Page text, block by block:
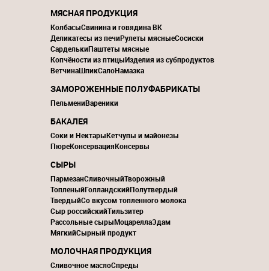
МЯСНАЯ ПРОДУКЦИЯ
КолбасыСвинина и говядина ВК
Деликатесы из печиРулеты мясныеСосиски
СарделькиПаштеты мясные
Копчёности из птицыИзделия из субпродуктов
ВетчинаШпикСалоНамазка
ЗАМОРОЖЕННЫЕ ПОЛУФАБРИКАТЫ
ПельмениВареники
БАКАЛЕЯ
Соки и НектарыКетчупы и майонезы
ПюреКонсервацияКонсервы
СЫРЫ
ПармезанСливочныйТворожный
ТопленыйГолландскийПолутвердый
ТвердыйСо вкусом топленного молока
Сыр российскийТильзитер
Рассольные сырыМоцареллаЭдам
МягкийСырный продукт
МОЛОЧНАЯ ПРОДУКЦИЯ
Сливочное маслоСпреды